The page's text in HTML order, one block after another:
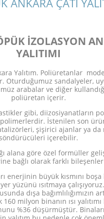
İZOLASYON
YALITIMI
Yalıtım. Poliüretanlar
Oturduğumuz sandalyeler,
arabalar ve diğer
poliüretan içerir.
gibi, diizosiyanatların
İstenilen son
şişirici ajanlar ya da
söndürücüleri içerebilir.
alana göre özel formüller
bağlı olarak farklı
enerjinin büyük kısmını
yüzünü ısıtmaya
dışa bağımlılığımızın
milyon binanın ısı
%36 düşürmüştür.